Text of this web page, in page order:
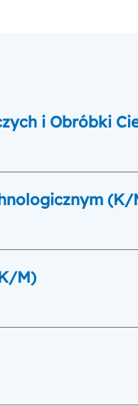
i Obróbki
(K/
M)